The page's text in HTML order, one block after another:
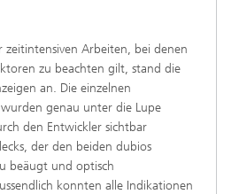
zeitintensiven Arbeiten, bei denen
zu beachten gilt, stand die
an. Die einzelnen
genau unter die Lupe
den Entwickler sichtbar
der den beiden dubios
beäugt und optisch
konnten alle Indikationen